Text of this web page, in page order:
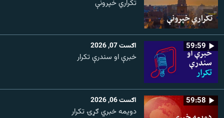
تکراري خپرونې
59:59 اګست 07, 2026
خبرې او سندرې تکرار
59:58 اګست 06, 2026
دویمه خبري ګړۍ تکرار